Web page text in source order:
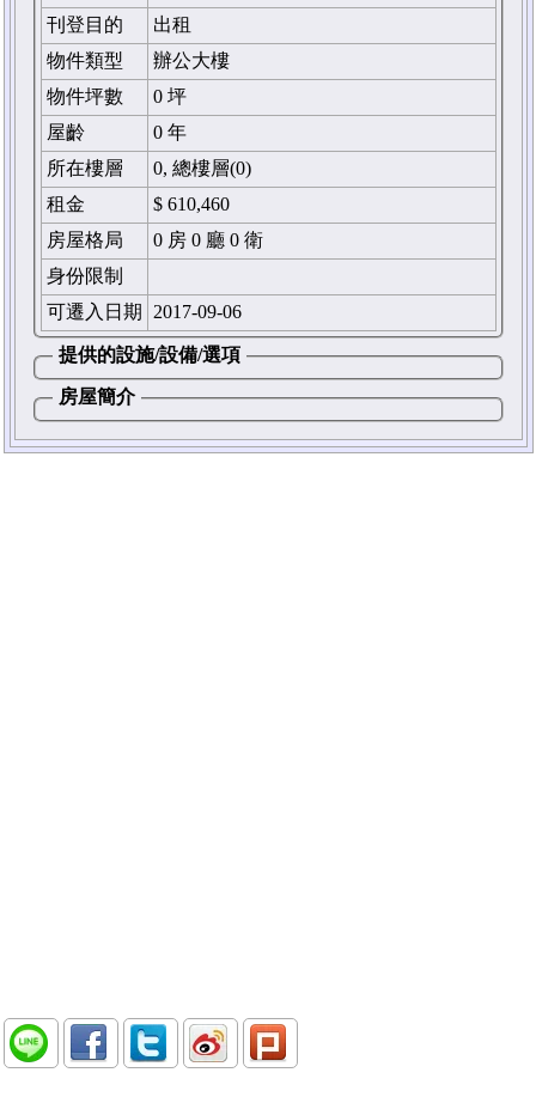
刊登目的
出租
物件類型
辦公大樓
物件坪數
0 坪
屋齡
0 年
所在樓層
0, 總樓層(0)
租金
$ 610,460
房屋格局
0 房 0 廳 0 衛
身份限制
可遷入日期
2017-09-06
提供的設施/設備/選項
房屋簡介